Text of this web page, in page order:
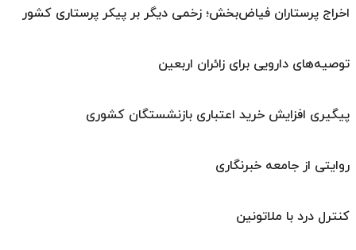
اخراج پرستاران فیاض‌بخش؛ زخمی دیگر بر پیکر پرستاری کشور
توصیه‌های دارویی برای زائران اربعین
پیگیری افزایش خرید اعتباری بازنشستگان کشوری
روایتی از جامعه خبرنگاری
کنترل درد با ملاتونین